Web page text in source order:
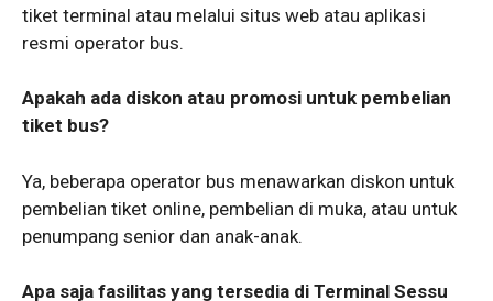
tiket terminal atau melalui situs web atau aplikasi
resmi operator bus.
Apakah ada diskon atau promosi untuk pembelian
tiket bus?
Ya, beberapa operator bus menawarkan diskon untuk
pembelian tiket online, pembelian di muka, atau untuk
penumpang senior dan anak-anak.
Apa saja fasilitas yang tersedia di Terminal Sessu